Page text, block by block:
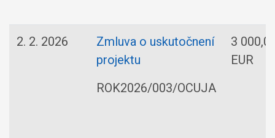
2. 2. 2026
Zmluva o uskutočnení
projektu
ROK2026/003/OCUJA
3
EUR